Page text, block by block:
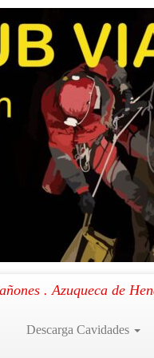
. Azuqueca de
Descarga Cavidades